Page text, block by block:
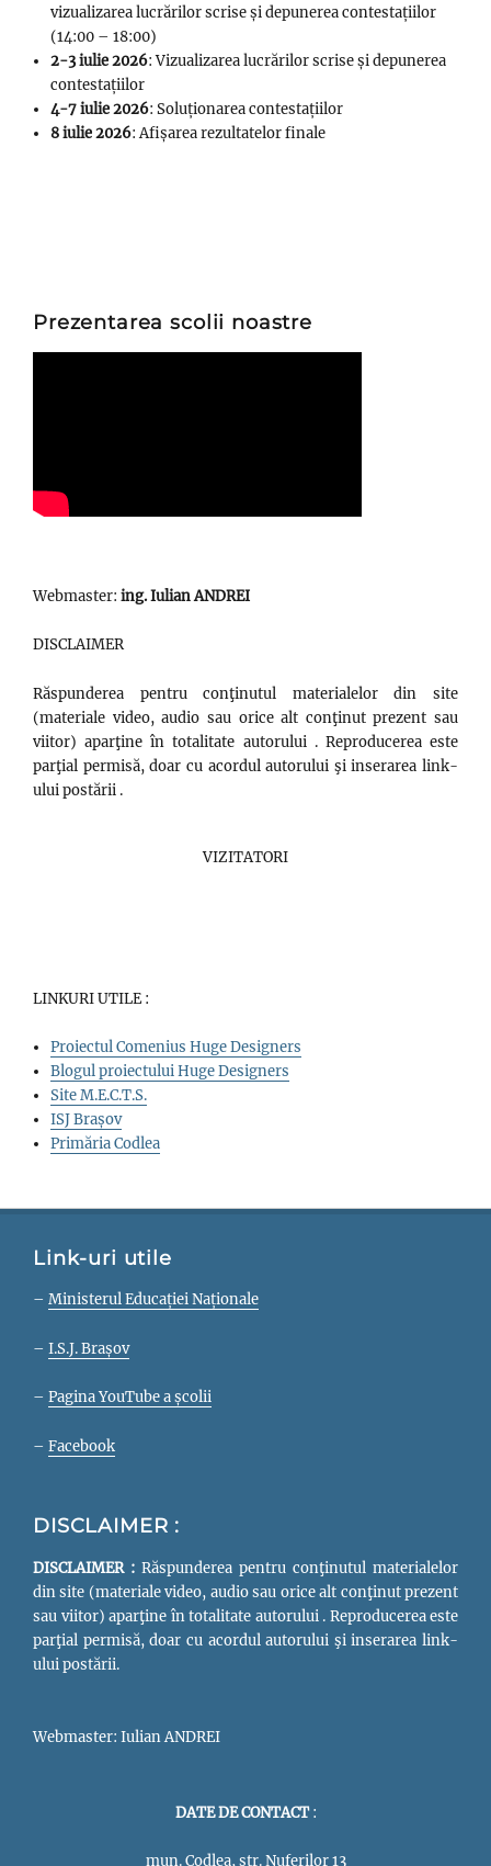
vizualizarea lucrărilor scrise și depunerea contestațiilor
(14:00 – 18:00)
2-3 iulie 2026: Vizualizarea lucrărilor scrise și depunerea
contestațiilor
4-7 iulie 2026: Soluționarea contestațiilor
8 iulie 2026: Afișarea rezultatelor finale
Prezentarea scolii noastre
Webmaster: ing. Iulian ANDREI
DISCLAIMER
Răspunderea pentru conţinutul materialelor din site
(materiale video, audio sau orice alt conţinut prezent sau
viitor) aparţine în totalitate autorului . Reproducerea este
parţial permisă, doar cu acordul autorului şi inserarea link-
ului postării .
VIZITATORI
LINKURI UTILE :
Proiectul Comenius Huge Designers
Blogul proiectului Huge Designers
Site M.E.C.T.S.
ISJ Brașov
Primăria Codlea
Link-uri utile
– Ministerul Educației Naționale
– I.S.J. Brașov
– Pagina YouTube a școlii
– Facebook
DISCLAIMER :
DISCLAIMER : Răspunderea pentru conţinutul materialelor
din site (materiale video, audio sau orice alt conţinut prezent
sau viitor) aparţine în totalitate autorului . Reproducerea este
parţial permisă, doar cu acordul autorului şi inserarea link-
ului postării.
Webmaster: Iulian ANDREI
DATE DE CONTACT:
mun. Codlea, str. Nuferilor 13